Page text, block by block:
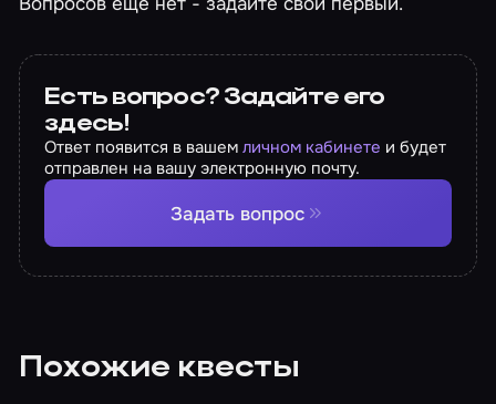
Есть вопрос? Задайте его
здесь!
Ответ появится в вашемличном кабинете и будет
отправлен на вашу электронную почту.
Задать вопрос
Похожие квесты